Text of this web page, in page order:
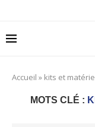
Accueil » kits et
MOTS CLÉ :